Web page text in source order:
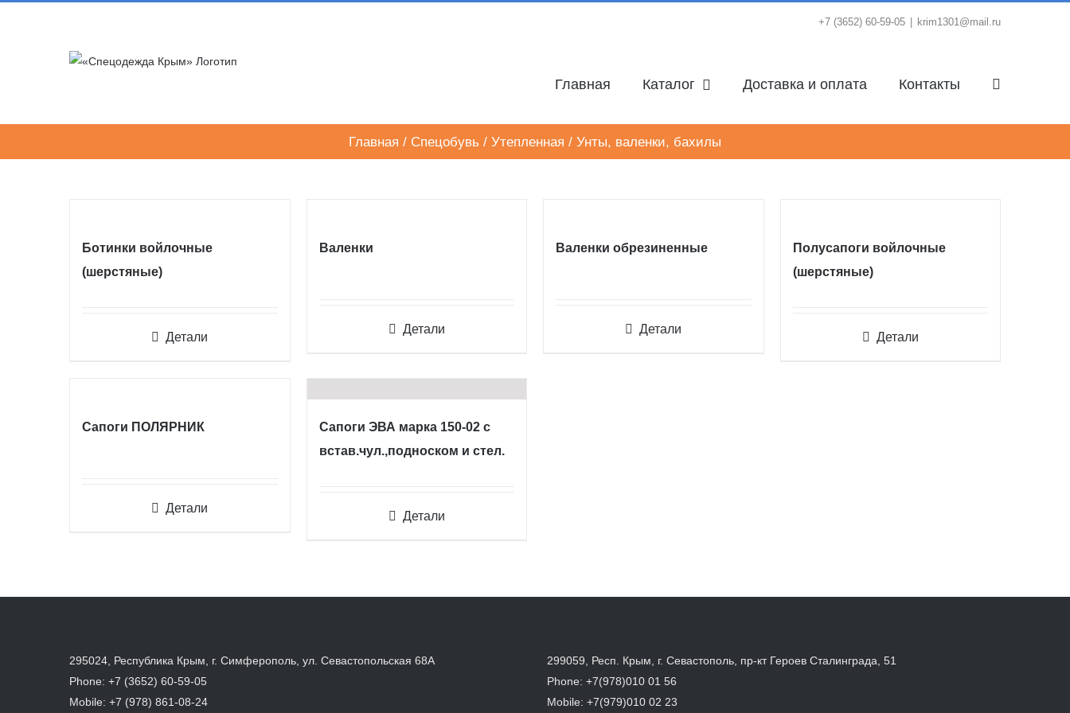
+7 (3652) 60-59-05 krim1301@mail.ru
Главная Каталог Доставка и оплата Контакты
Главная / Спецобувь / Утепленная / Унты, валенки, бахилы
Ботинки войлочные
(шерстяные)
Детали
Валенки
Детали
Валенки обрезиненные
Детали
Полусапоги войлочные
(шерстяные)
Детали
Сапоги ПОЛЯРНИК
Детали
Сапоги ЭВА марка 150-02 с
встав.чул.,подноском и стел.
Детали
295024, Республика Крым, г. Симферополь, ул. Севастопольская 68А
Phone: +7 (3652) 60-59-05
Mobile: +7 (978) 861-08-24
299059, Респ. Крым, г. Севастополь, пр-кт Героев Сталинграда, 51
Phone: +7(978)010 01 56
Mobile: +7(979)010 02 23